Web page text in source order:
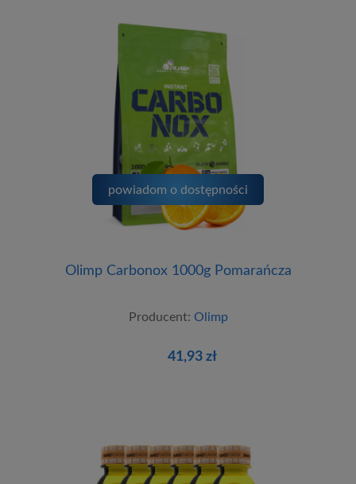
Olimp Carbonox 1000g Pomarańcza
Producent: Olimp
41,93 zł
powiadom o dostępności